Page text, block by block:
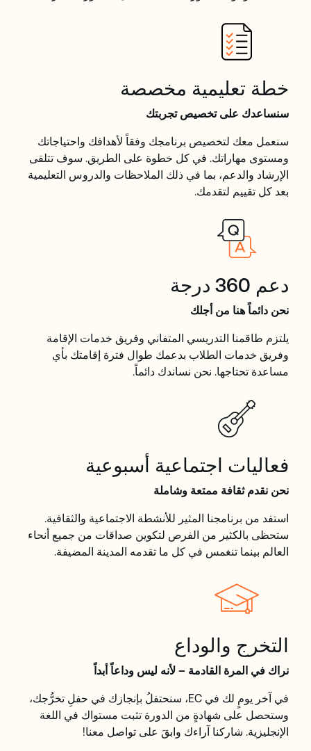
خطة تعليمية مخصصة
سنساعدك على تخصيص تجربتك
سنعمل معك لتخصيص برنامجك وفقاً لأهدافك واحتياجاتك
ومستوى مهاراتك. في كل خطوة على الطريق. سوف تتلقى
الإرشاد والدعم، بما في ذلك الملاحظات والدروس التعليمية
بعد كل تقييم لتقدمك.
دعم 360 درجة
نحن دائماً هنا من أجلك
يلتزم طاقمنا التدريسي المتفاني وفريق خدمات الإقامة
وفريق خدمات الطلاب بدعمك طوال فترة إقامتك بأي
مساعدة تحتاجها. نحن نساندك دائماً.
فعاليات اجتماعية أسبوعية
نحن نقدم ثقافة ممتعة وشاملة
استفد من برنامجنا المثير للأنشطة الاجتماعية والثقافية.
ستحظى بالكثير من الفرص لتكوين صداقات من جميع أنحاء
العالم بينما تنغمس في كل ما تقدمه المدينة المضيفة.
التخرج والوداع
نراك في المرة القادمة – لأنه ليس وداعاً أبداً
في آخر يومٍ لك في EC، سنحتفلُ بإنجازك في حفلِ تخرُّجك،
وستحصل على شهادةٍ من الدورة تثبت مستواك في اللغة
الإنجليزية. شاركنا آراءك وابقَ على تواصل معنا!